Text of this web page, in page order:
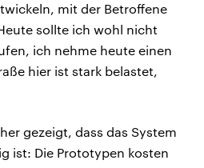
mit der Betroffene
sollte ich wohl nicht
ich nehme heute einen
hier ist stark belastet,
gezeigt, dass das System
ist: Die Prototypen kosten